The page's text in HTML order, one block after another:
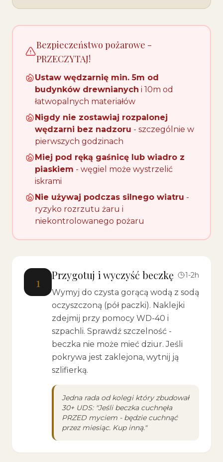
Bezpieczeństwo pożarowe -
PRZECZYTAJ!
Ustaw wędzarnię min. 5m od
budynków drewnianych i 10m od
łatwopalnych materiałów
Nigdy nie zostawiaj rozpalonej
wędzarni bez nadzoru - szczególnie w
pierwszych godzinach
Miej pod ręką gaśnicę lub wiadro z
piaskiem - węgiel może wystrzelić
iskrami
Nie używaj podczas silnego wiatru -
ryzyko rozrzutu żaru i
niekontrolowanego pożaru
1 Przygotuj i wyczyść beczkę 1-2h
Wymyj do czysta gorącą wodą z sodą
oczyszczoną (pół paczki). Naklejki
zdejmij przy pomocy WD-40 i
szpachli. Sprawdź szczelność -
beczka nie może mieć dziur. Jeśli
pokrywa jest zaklejona, wytnij ją
szlifierką.
Jedna rada od kolegi który zbudował
30+ UDS: "Jeśli beczka cuchnęła
PRZED myciem - będzie cuchnąć
przez miesiąc. Kup inną."